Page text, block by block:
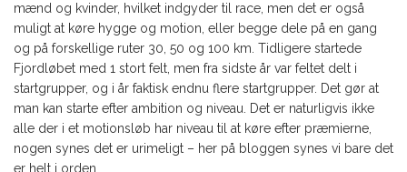
mænd og kvinder, hvilket indgyder til race, men det er også
muligt at køre hygge og motion, eller begge dele på en gang
og på forskellige ruter 30, 50 og 100 km. Tidligere startede
Fjordløbet med 1 stort felt, men fra sidste år var feltet delt i
startgrupper, og i år faktisk endnu flere startgrupper. Det gør at
man kan starte efter ambition og niveau. Det er naturligvis ikke
alle der i et motionsløb har niveau til at køre efter præmierne,
nogen synes det er urimeligt – her på bloggen synes vi bare det
er helt i orden.